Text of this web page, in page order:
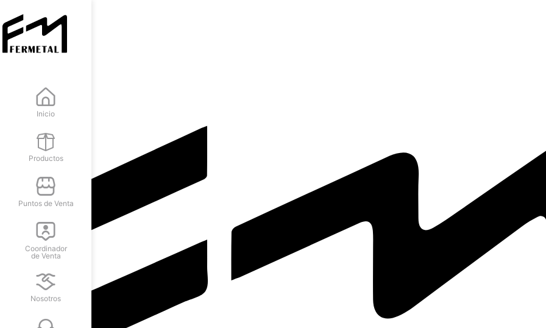
Inicio
Productos
Puntos de Venta
Coordinador
de Venta
Nosotros